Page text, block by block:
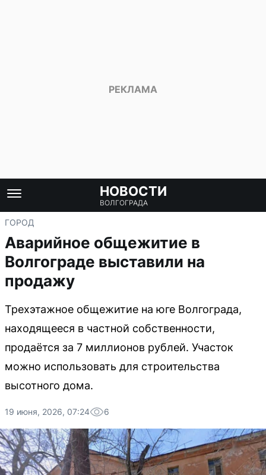
НОВОСТИ
ВОЛГОГРАДА
ГОРОД
Аварийное общежитие в
Волгограде выставили на
продажу
Трехэтажное общежитие на юге Волгограда,
находящееся в частной собственности,
продаётся за 7 миллионов рублей. Участок
можно использовать для строительства
высотного дома.
19 июня, 2026, 07:24 6